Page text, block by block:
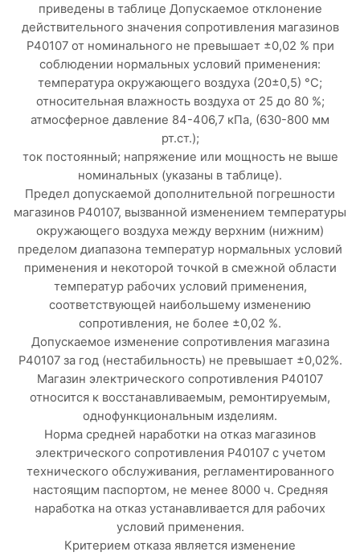
приведены в таблице Допускаемое отклонение
действительного значения сопротивления магазинов
Р40107 от номинального не превышает ±0,02 % при
соблюдении нормальных условий применения:
температура окружающего воздуха (20±0,5) °С;
относительная влажность воздуха от 25 до 80 %;
атмосферное давление 84-406,7 кПа, (630-800 мм
рт.ст.);
ток постоянный; напряжение или мощность не выше
номинальных (указаны в таблице).
Предел допускаемой дополнительной погрешности
магазинов Р40107, вызванной изменением температуры
окружающего воздуха между верхним (нижним)
пределом диапазона температур нормальных условий
применения и некоторой точкой в смежной области
температур рабочих условий применения,
соответствующей наибольшему изменению
сопротивления, не более ±0,02 %.
Допускаемое изменение сопротивления магазина
Р40107 за год (нестабильность) не превышает ±0,02%.
Магазин электрического сопротивления Р40107
относится к восстанавливаемым, ремонтируемым,
однофункциональным изделиям.
Норма средней наработки на отказ магазинов
электрического сопротивления Р40107 с учетом
технического обслуживания, регламентированного
настоящим паспортом, не менее 8000 ч. Средняя
наработка на отказ устанавливается для рабочих
условий применения.
Критерием отказа является изменение